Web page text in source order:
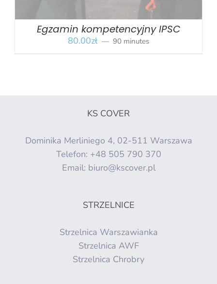
Egzamin kompetencyjny IPSC
80.00zł 90 minutes
KS COVER
Dominika Merliniego 4, 02-511 Warszawa
Telefon: +48 505 790 370
Email: biuro@kscover.pl
STRZELNICE
Strzelnica Warszawianka
Strzelnica AWF
Strzelnica Chrobry